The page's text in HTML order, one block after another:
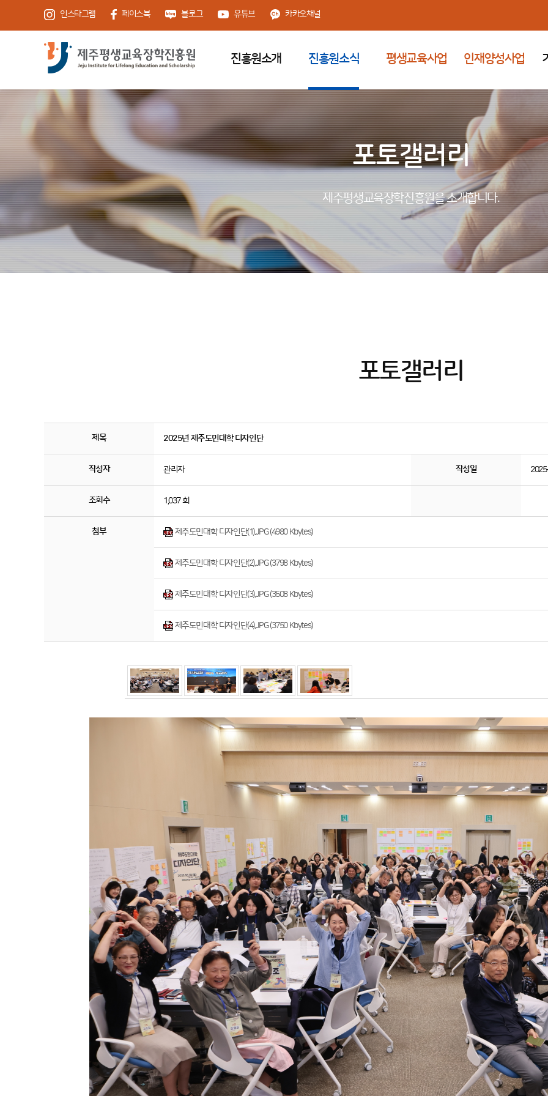
인스타그램 페이스북 블로그 유튜브 카카오채널
진흥원소개 진흥원소식 평생교육사업 인재양성사업
포토갤러리
제주평생교육장학진흥원을 소개합니다.
포토갤러리
제목 2025년 제주도민대학 디자인단
작성자 관리자 작성일
조회수 1,037 회
첨부 제주도민대학 디자인단(1).JPG (4980 Kbytes)
제주도민대학 디자인단(2).JPG (3798 Kbytes)
제주도민대학 디자인단(3).JPG (3508 Kbytes)
제주도민대학 디자인단(4).JPG (3750 Kbytes)